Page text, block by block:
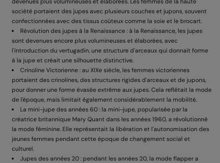
société portaient des jupes avec plusieurs couches et jupons, souvent
confectionnées avec des tissus coûteux comme la soie et le brocart.
Révolution des jupes à la Renaissance : à la Renaissance, les jupes
sont devenues encore plus volumineuses et élaborées, avec
l'introduction du vertugadin, une structure d'arceaux qui donnait forme
à la jupe et créait une silhouette distinctive.
Crinoline Victorienne : au XIXe siècle, les femmes victoriennes
portaient des crinolines, des structures rigides d'arceaux et de jupons,
pour donner une forme évasée extrême aux jupes. Cela reflétait la mode
de l'époque, mais limitait également considérablement la mobilité.
La mini-jupe des années 60 : la mini-jupe, popularisée par la
créatrice britannique Mary Quant dans les années 1960, a révolutionné
la mode féminine. Elle représentait la libération et l'autonomisation des
jeunes femmes pendant cette époque de changement social et
culturel.
Jupes des années 20 : pendant les années 20, la mode flapper a